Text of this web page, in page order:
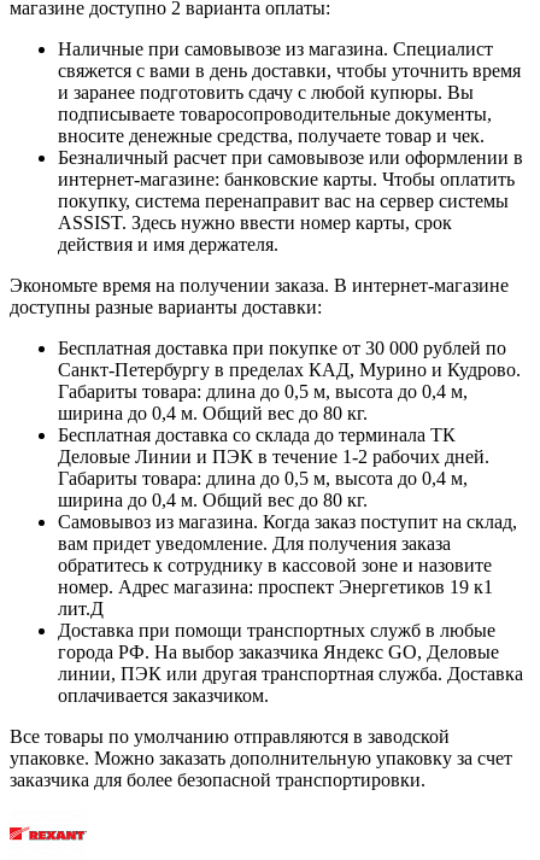
магазине доступно 2 варианта оплаты:
Наличные при самовывозе из магазина. Специалист
свяжется с вами в день доставки, чтобы уточнить время
и заранее подготовить сдачу с любой купюры. Вы
подписываете товаросопроводительные документы,
вносите денежные средства, получаете товар и чек.
Безналичный расчет при самовывозе или оформлении в
интернет-магазине: банковские карты. Чтобы оплатить
покупку, система перенаправит вас на сервер системы
ASSIST. Здесь нужно ввести номер карты, срок
действия и имя держателя.
Экономьте время на получении заказа. В интернет-магазине
доступны разные варианты доставки:
Бесплатная доставка при покупке от 30 000 рублей по
Санкт-Петербургу в пределах КАД, Мурино и Кудрово.
Габариты товара: длина до 0,5 м, высота до 0,4 м,
ширина до 0,4 м. Общий вес до 80 кг.
Бесплатная доставка со склада до терминала ТК
Деловые Линии и ПЭК в течение 1-2 рабочих дней.
Габариты товара: длина до 0,5 м, высота до 0,4 м,
ширина до 0,4 м. Общий вес до 80 кг.
Самовывоз из магазина. Когда заказ поступит на склад,
вам придет уведомление. Для получения заказа
обратитесь к сотруднику в кассовой зоне и назовите
номер. Адрес магазина: проспект Энергетиков 19 к1
лит.Д
Доставка при помощи транспортных служб в любые
города РФ. На выбор заказчика Яндекс GO, Деловые
линии, ПЭК или другая транспортная служба. Доставка
оплачивается заказчиком.
Все товары по умолчанию отправляются в заводской
упаковке. Можно заказать дополнительную упаковку за счет
заказчика для более безопасной транспортировки.